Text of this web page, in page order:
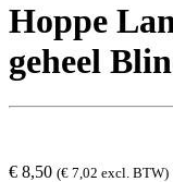
Hoppe
geheel
€ 8,50 (€ 7,02 excl. BTW)